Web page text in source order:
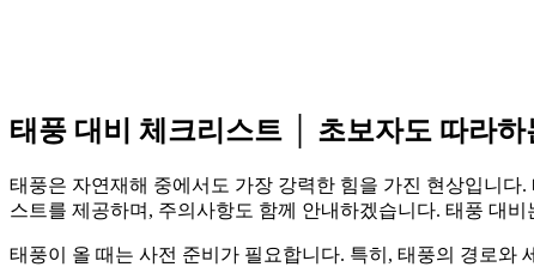
태풍 대비 체크리스트 │ 초보자도 따라
태풍은 자연재해 중에서도 가장 강력한 힘을 가진 현상입니
스트를 제공하며, 주의사항도 함께 안내하겠습니다. 태풍 대
태풍이 올 때는 사전 준비가 필요합니다. 특히, 태풍의 경로와